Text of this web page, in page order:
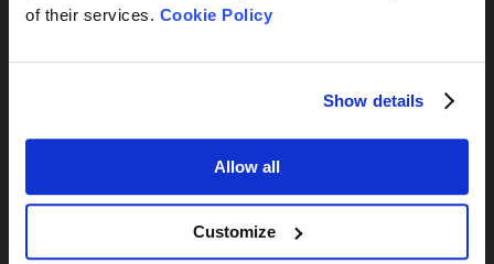
of their services. Cookie Policy
Show details
Allow all
Customize
Bettersizer